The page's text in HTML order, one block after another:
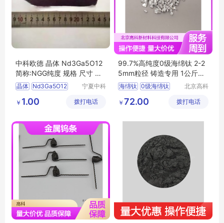
中科欧德 晶体 Nd3Ga5O12
简称:NGG纯度 规格 尺寸 可
定制
晶体 Nd3Ga5O12
宁夏中科
有限公司
￥ 1.00 拨打电话
99.7%高纯度0级海绵钛 2-2
5mm粒径 铸造专用 1公斤起
订
海绵钛 0级海绵钛
铸造海绵钛
北京高科
技有限公
￥ 72.00 拨打电话